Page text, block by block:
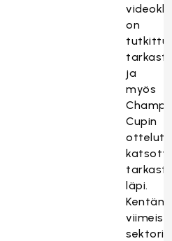
on
tutkittu
tarkasti
ja
myös
Cupin
ottelut
katsottu
tarkasti
läpi.
Kentän
sektorille